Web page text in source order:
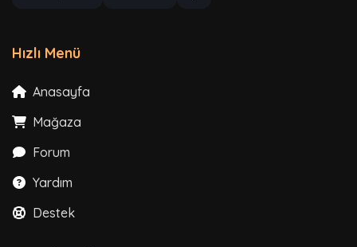
Hızlı Menü
Anasayfa
Mağaza
Forum
Yardım
Destek